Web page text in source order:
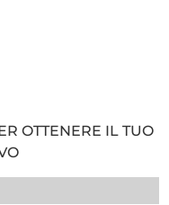
OTTENERE IL TUO